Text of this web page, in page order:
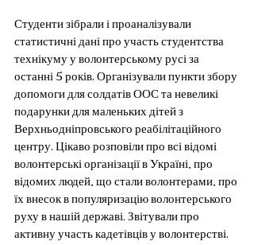
Студенти зібрали і проаналізували
статистичні дані про участь студентства
технікуму у волонтерському русі за
останні 5 років. Організували пункти збору
допомоги для солдатів ООС та невеликі
подарунки для маленьких дітей з
Верхньодніпровського реабілітаційного
центру. Цікаво розповіли про всі відомі
волонтерські організації в Україні, про
відомих людей, що стали волонтерами, про
їх внесок в популяризацію волонтерського
руху в нашій державі. Звітували про
активну участь кадетівців у волонтерстві.